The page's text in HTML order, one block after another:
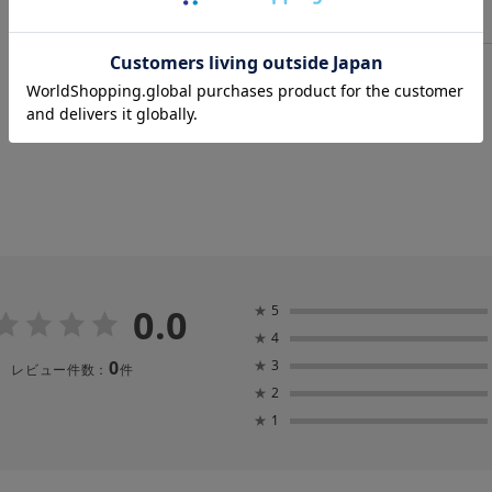
関連キーワード
ギフトにおすすめ
0.0
レビュー件数： 0件
★ 5
★ 4
★ 3
★ 2
★ 1